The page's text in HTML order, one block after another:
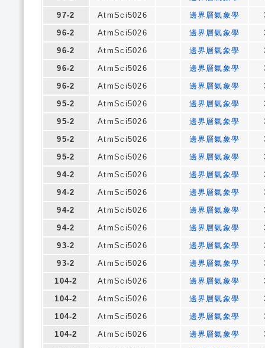
97-2
AtmSci5026 邊界層氣象學
96-2
AtmSci5026 邊界層氣象學
96-2
AtmSci5026 邊界層氣象學
96-2
AtmSci5026 邊界層氣象學
96-2
AtmSci5026 邊界層氣象學
95-2
AtmSci5026 邊界層氣象學
95-2
AtmSci5026 邊界層氣象學
95-2
AtmSci5026 邊界層氣象學
95-2
AtmSci5026 邊界層氣象學
94-2
AtmSci5026 邊界層氣象學
94-2
AtmSci5026 邊界層氣象學
94-2
AtmSci5026 邊界層氣象學
94-2
AtmSci5026 邊界層氣象學
93-2
AtmSci5026 邊界層氣象學
93-2
AtmSci5026 邊界層氣象學
104-2
AtmSci5026 邊界層氣象學
104-2
AtmSci5026 邊界層氣象學
104-2
AtmSci5026 邊界層氣象學
104-2
AtmSci5026 邊界層氣象學